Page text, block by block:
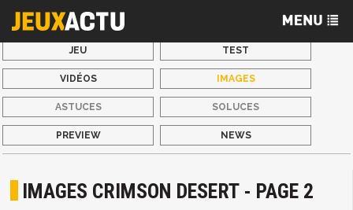
JEU TEST
VIDÉOS IMAGES
ASTUCES SOLUCES
PREVIEW NEWS
IMAGES CRIMSON DESERT - PAGE 2